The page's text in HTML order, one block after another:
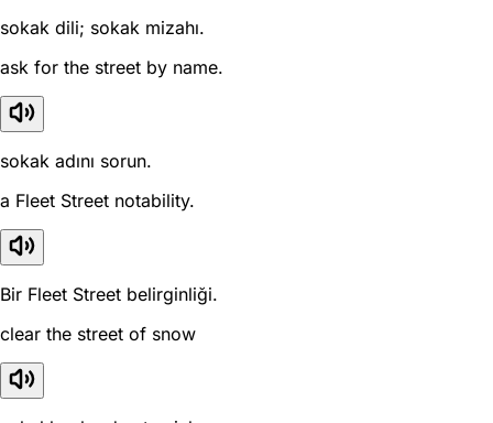
sokak dili; sokak mizahı.
ask for the street by name.
sokak adını sorun.
a Fleet Street notability.
Bir Fleet Street belirginliği.
clear the street of snow